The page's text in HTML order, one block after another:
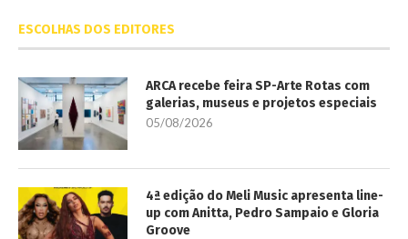
ESCOLHAS DOS EDITORES
ARCA recebe feira SP-Arte Rotas com
galerias, museus e projetos especiais
05/08/2026
4ª edição do Meli Music apresenta line-
up com Anitta, Pedro Sampaio e Gloria
Groove